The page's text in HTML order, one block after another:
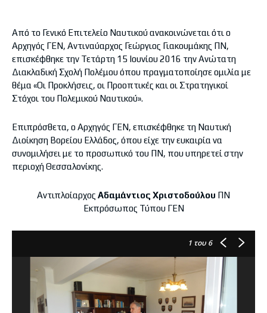
Από το Γενικό Επιτελείο Ναυτικού ανακοινώνεται ότι ο
Αρχηγός ΓΕΝ, Αντιναύαρχος Γεώργιος Γιακουμάκης ΠΝ,
επισκέφθηκε την Τετάρτη 15 Ιουνίου 2016 την Ανώτατη
Διακλαδική Σχολή Πολέμου όπου πραγματοποίησε ομιλία με
θέμα «Οι Προκλήσεις, οι Προοπτικές και οι Στρατηγικοί
Στόχοι του Πολεμικού Ναυτικού».
Επιπρόσθετα, ο Αρχηγός ΓΕΝ, επισκέφθηκε τη Ναυτική
Διοίκηση Βορείου Ελλάδος, όπου είχε την ευκαιρία να
συνομιλήσει με το προσωπικό του ΠΝ, που υπηρετεί στην
περιοχή Θεσσαλονίκης.
Αντιπλοίαρχος Αδαμάντιος Χριστοδούλου ΠΝ
Εκπρόσωπος Τύπου ΓΕΝ
1 του 6